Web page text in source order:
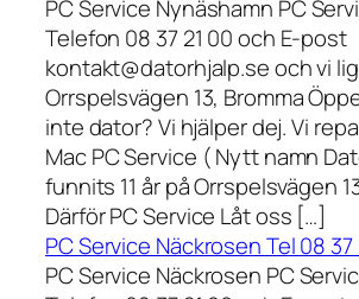
PC Service Nynäshamn PC
Telefon 08 37 21 00 och E-post
kontakt@datorhjalp.se och vi
Orrspelsvägen 13, Bromma
inte dator? Vi hjälper dej. Vi
Mac PC Service ( Nytt namn
funnits 11 år på Orrspelsvägen
Därför PC Service Låt oss […]
PC Service Näckrosen Tel 08 37
PC Service Näckrosen PC